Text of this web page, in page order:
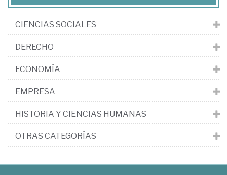
CIENCIAS SOCIALES
DERECHO
ECONOMÍA
EMPRESA
HISTORIA Y CIENCIAS HUMANAS
OTRAS CATEGORÍAS